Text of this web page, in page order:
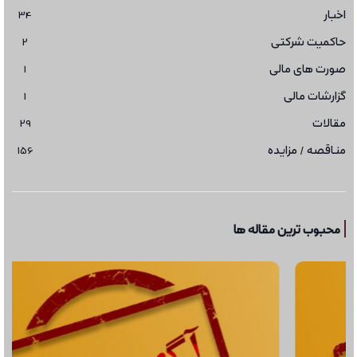
اخبار 34
حاکمیت شرکتی 2
صورت های مالی 1
گزارشات مالی 1
مقالات 29
مناقصه / مزایده 156
محبوب ترین مقاله ها